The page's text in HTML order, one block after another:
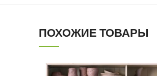
ПОХОЖИЕ ТОВАРЫ